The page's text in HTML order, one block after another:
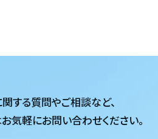
する質問やご相談など、
気軽にお問い合わせください。